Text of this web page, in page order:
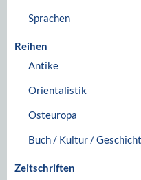
Sprachen
Reihen
Antike
Orientalistik
Osteuropa
Buch / Kultur /
Zeitschriften